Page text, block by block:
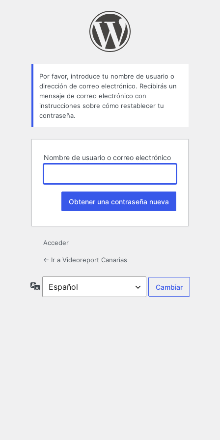
Por favor, introduce tu nombre de usuario o
dirección de correo electrónico. Recibirás un
mensaje de correo electrónico con
instrucciones sobre cómo restablecer tu
contraseña.
Nombre de usuario o correo electrónico
Acceder
← Ir a Videoreport Canarias
Idioma